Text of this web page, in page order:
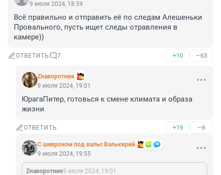
9 июля 2024, 18:59
Всё правильно и отправить её по следам Алешеньки
Провального, пусть ищет следы отравления в
камере))
ОТВЕТИТЬ 7 +10 –63
Zнаворотник
9 июля 2024, 19:01
ЮрагаПитер, готовься к смене климата и образа
жизни
ОТВЕТИТЬ +19 –6
С шевроном под вальс Валькирий
9 июля 2024, 19:55
Zнаворотник9 июля 2024, 19:01